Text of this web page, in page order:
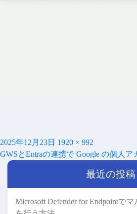
投
稿
日:
2025年12月23日 フ
ル
ズ
1920 × 992
投
GWSとEntraの連携で Google の個人
最近の投稿
Microsoft Defender for Endpointで